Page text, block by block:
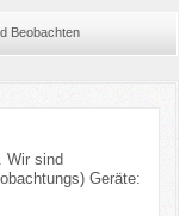
Beobachten
Wir sind
Geräte: